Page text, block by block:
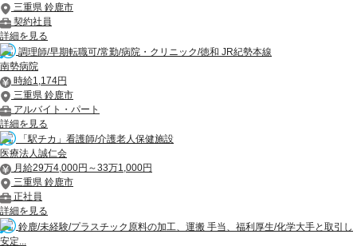
三重県 鈴鹿市
契約社員
詳細を見る
調理師/早期転職可/常勤/病院・クリニック/徳和 JR紀勢本線
南勢病院
時給1,174円
三重県 鈴鹿市
アルバイト・パート
詳細を見る
「駅チカ」看護師/介護老人保健施設
医療法人誠仁会
月給29万4,000円～33万1,000円
三重県 鈴鹿市
正社員
詳細を見る
鈴鹿/未経験/プラスチック原料の加工、運搬 手当、福利厚生/化学大手と取引し
安定...